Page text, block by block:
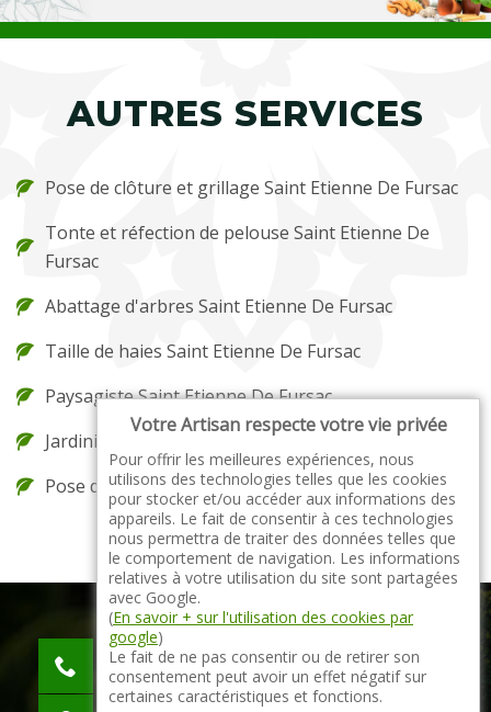
AUTRES SERVICES
Pose de clôture et grillage Saint Etienne De Fursac
Tonte et réfection de pelouse Saint Etienne De
Fursac
Abattage d'arbres Saint Etienne De Fursac
Taille de haies Saint Etienne De Fursac
Paysagiste Saint Etienne De Fursac
Jardinier Saint Etienne De Fursac
Pose de gazon en rouleau Saint Etienne De Fursac
indisponible
indisponible
Votre Artisan respecte votre vie privée
Pour offrir les meilleures expériences, nous
utilisons des technologies telles que les cookies
pour stocker et/ou accéder aux informations des
appareils. Le fait de consentir à ces technologies
nous permettra de traiter des données telles que
le comportement de navigation. Les informations
relatives à votre utilisation du site sont partagées
avec Google.
(En savoir + sur l'utilisation des cookies par
google)
Le fait de ne pas consentir ou de retirer son
consentement peut avoir un effet négatif sur
certaines caractéristiques et fonctions.